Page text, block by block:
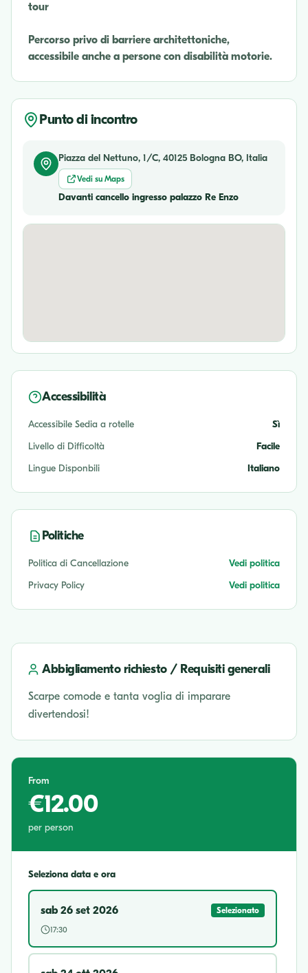
tour
Percorso privo di barriere architettoniche,
accessibile anche a persone con disabilità motorie.
Punto di incontro
Piazza del Nettuno, 1/C, 40125 Bologna BO, Italia
Vedi su Maps
Davanti cancello ingresso palazzo Re Enzo
Accessibilità
Accessibile Sedia a rotelle
Sì
Livello di Difficoltà
Facile
Lingue Disponbili
Italiano
Politiche
Politica di Cancellazione
Vedi politica
Privacy Policy
Vedi politica
Abbigliamento richiesto / Requisiti generali
Scarpe comode e tanta voglia di imparare
divertendosi!
From
€12.00
per person
Seleziona data e ora
sab 26 set 2026
Selezionato
17:30